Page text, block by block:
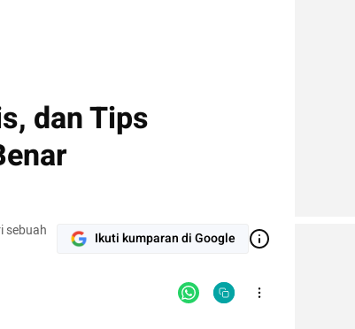
dan Tips
sebuah
Ikuti kumparan di Google